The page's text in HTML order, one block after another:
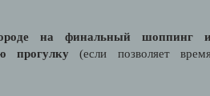
на финальный шоппинг
прогулку(если позволяет